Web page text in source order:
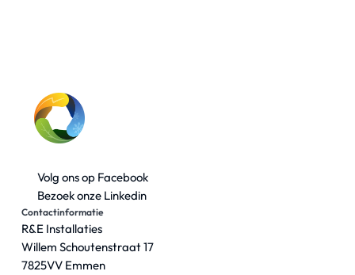
Volg ons op Facebook
Bezoek onze Linkedin
Contactinformatie
R&E Installaties
Willem Schoutenstraat 17
7825VV Emmen